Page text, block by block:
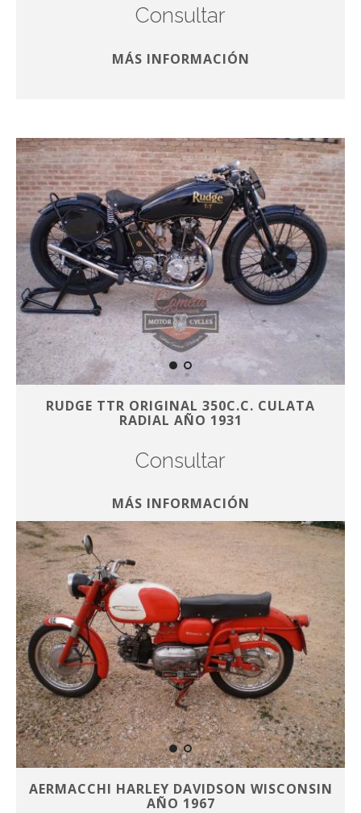
Consultar
MÁS INFORMACIÓN
RUDGE TTR ORIGINAL 350C.C. CULATA
RADIAL AÑO 1931
Consultar
MÁS INFORMACIÓN
AERMACCHI HARLEY DAVIDSON WISCONSIN
AÑO 1967